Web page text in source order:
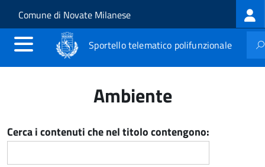
Salta al contenuto principale
Skip to site navigation
Comune di Novate Milanese
Sportello telematico polifunzionale
Ambiente
Cerca i contenuti che nel titolo contengono: